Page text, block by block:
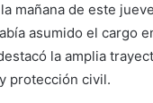
mañana de este
asumido el cargo
la amplia
protección civil.